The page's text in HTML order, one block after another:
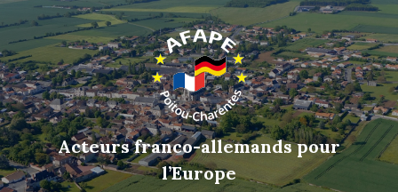
Skip
to
content
Skip
to
main
navigation
Skip
to
footer
Acteurs franco-allemands pour
l’Europe